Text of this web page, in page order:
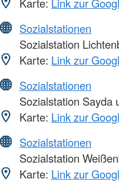
Sozialstationen
Sozialstation
Karte: Link zur
Sozialstationen
Sozialstation Sayda
Karte: Link zur
Sozialstationen
Sozialstation
Karte: Link zur